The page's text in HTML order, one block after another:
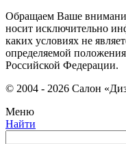
Обращаем Ваше
носит исключительно
каких условиях не
определяемой
Российской Федерации.
© 2004 - 2026 Салон
Меню
Найти